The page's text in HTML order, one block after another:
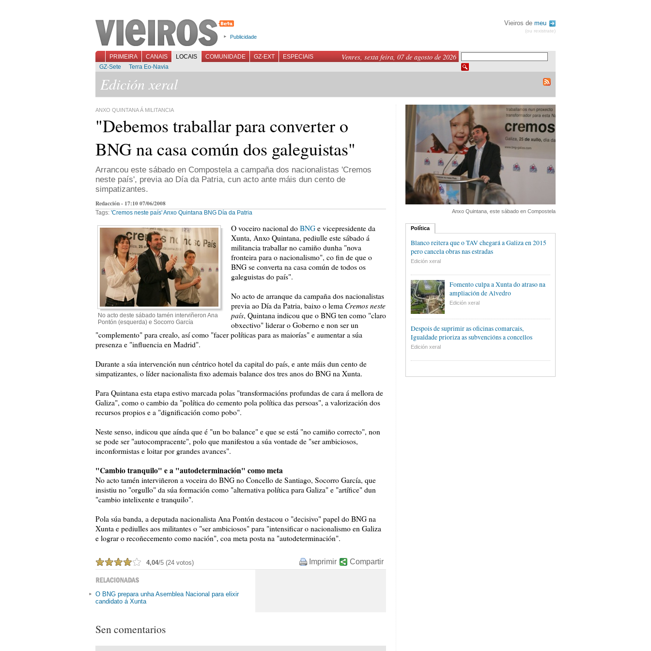
Publicidade
Vieiros de meu
(ou rexistrate)
Venres, sexta feira, 07 de agosto de 2026
PRIMEIRA CANAIS LOCAIS COMUNIDADE GZ-EXT
ESPECIAIS
GZ-Sete
Terra Eo-Navia
Edición xeral
ANXO QUINTANA Á MILITANCIA
"Debemos traballar para converter o
BNG na casa común dos galeguistas"
Arrancou este sábado en Compostela a campaña dos nacionalistas 'Cremos
neste país', previa ao Día da Patria, cun acto ante máis dun cento de
simpatizantes.
Redacción - 17:10 07/06/2008
Tags: 'Cremos neste país'Anxo Quintana BNG Día da Patria
No acto deste sábado tamén interviñeron Ana
Pontón (esquerda) e Socorro García
O voceiro nacional do BNG e vicepresidente da
Xunta, Anxo Quintana, pediulle este sábado á
militancia traballar no camiño dunha "nova
fronteira para o nacionalismo", co fin de que o
BNG se converta na casa común de todos os
galeguistas do país".
No acto de arranque da campaña dos nacionalistas
previa ao Día da Patria, baixo o lema Cremos neste
país, Quintana indicou que o BNG ten como "claro
obxectivo" liderar o Goberno e non ser un
"complemento" para crealo, así como "facer políticas para as maiorías" e aumentar a súa
presenza e "influencia en Madrid".
Durante a súa intervención nun céntrico hotel da capital do país, e ante máis dun cento de
simpatizantes, o líder nacionalista fixo ademais balance dos tres anos do BNG na Xunta.
Para Quintana esta etapa estivo marcada polas "transformacións profundas de cara á mellora de
Galiza", como o cambio da "política do cemento pola política das persoas", a valorización dos
recursos propios e a "dignificación como pobo".
Neste senso, indicou que aínda que é "un bo balance" e que se está "no camiño correcto", non
se pode ser "autocompracente", polo que manifestou a súa vontade de "ser ambiciosos,
inconformistas e loitar por grandes avances".
"Cambio tranquilo" e a "autodeterminación" como meta
No acto tamén interviñeron a voceira do BNG no Concello de Santiago, Socorro García, que
insistiu no "orgullo" da súa formación como "alternativa política para Galiza" e "artífice" dun
"cambio intelixente e tranquilo".
Pola súa banda, a deputada nacionalista Ana Pontón destacou o "decisivo" papel do BNG na
Xunta e pediulles aos militantes o "ser ambiciosos" para "intensificar o nacionalismo en Galiza
e lograr o recoñecemento como nación", coa meta posta na "autodeterminación".
4,04/5 (24 votos) Compartir
Imprimir
O BNG prepara unha Asemblea Nacional para elixir
candidato á Xunta
Sen comentarios
Anxo Quintana, este sábado en Compostela
Política
Blanco reitera que o TAV chegará a Galiza en 2015
pero cancela obras nas estradas
Edición xeral
Fomento culpa a Xunta do atraso na
ampliación de Alvedro
Edición xeral
Despois de suprimir as oficinas comarcais,
Igualdade prioriza as subvencións a concellos
Edición xeral